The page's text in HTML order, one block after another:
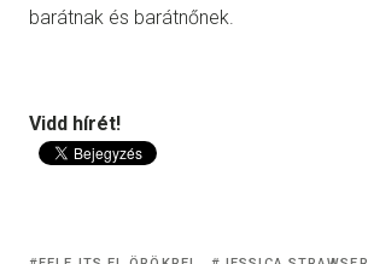
barátnak és barátnőnek.
Vidd hírét!